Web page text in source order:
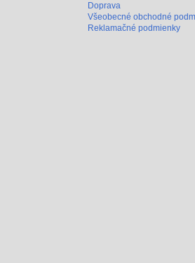
Doprava
Všeobecné obchodné
Reklamačné podmienky